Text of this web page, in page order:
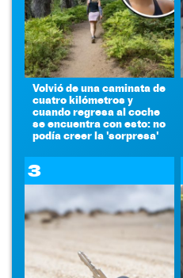
Volvió de una caminata de
cuatro kilómetros y
cuando regresa al coche
se encuentra con esto: no
podía creer la 'sorpresa'
3